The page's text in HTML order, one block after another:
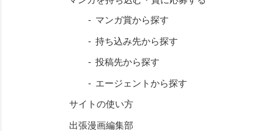
マンガ賞から探す
持ち込み先から探す
投稿先から探す
エージェントから探す
サイトの使い方
出張漫画編集部